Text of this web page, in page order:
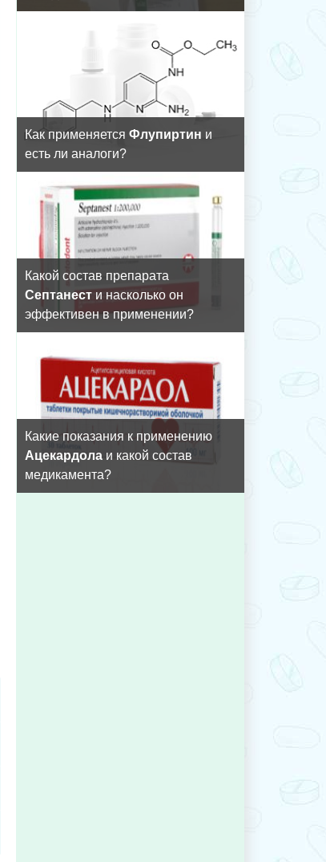
Как применяется Флупиртин и
есть ли аналоги?
Какой состав препарата
Септанест и насколько он
эффективен в применении?
Какие показания к применению
Ацекардола и какой состав
медикамента?